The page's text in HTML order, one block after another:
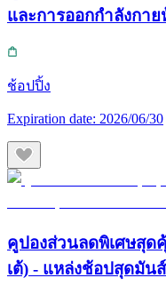
และการออกกำลังกา
ช้อปปิ้ง
Expiration date: 2026/06/30
คูปองส่วนลดพิเศษสุด
เต้) - แหล่งช้อปสุดมัน